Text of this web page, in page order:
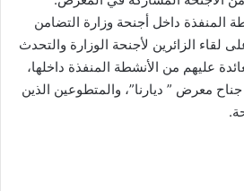
المنفذة داخل أجنحة وزارة التضامن
الزائرين لأجنحة الوزارة والتحدث
عليهم من الأنشطة المنفذة داخلها،
معرض ” ديارنا”، والمتطوعين الذين